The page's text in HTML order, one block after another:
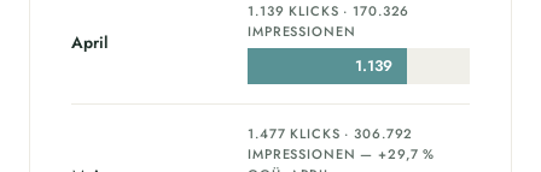
April
1.139 KLICKS · 170.326
IMPRESSIONEN
1.139
1.477 KLICKS · 306.792
IMPRESSIONEN — +29,7 %